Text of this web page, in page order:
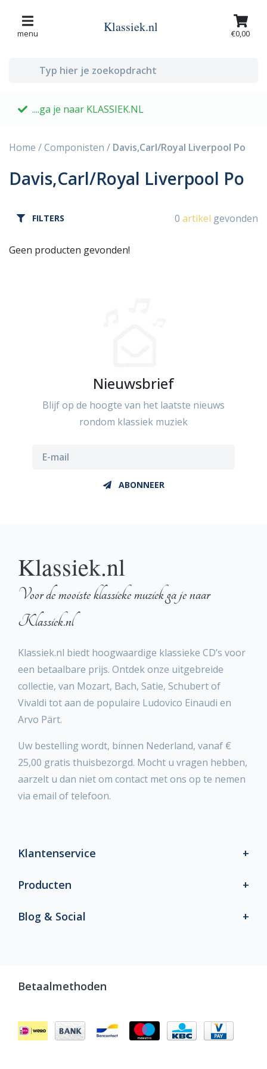
menu Klassiek.nl €0,00
....ga je naar KLASSIEK.NL
Home /Componisten / Davis,Carl/Royal Liverpool Po
Davis,Carl/Royal Liverpool Po
FILTERS 0 artikel gevonden
Geen producten gevonden!
Nieuwsbrief
Blijf op de hoogte van het laatste nieuws
rondom klassiek muziek
ABONNEER
Klassiek.nl
Voor de mooiste klassieke muziek ga je naar
Klassiek.nl
Klassiek.nl biedt hoogwaardige klassieke CD’s voor
een betaalbare prijs. Ontdek onze uitgebreide
collectie, van Mozart, Bach, Satie, Schubert of
Vivaldi tot aan de populaire Ludovico Einaudi en
Arvo Pärt.
Uw bestelling wordt, binnen Nederland, vanaf €
25,00 gratis thuisbezorgd. Mocht u vragen hebben,
aarzelt u dan niet om contact met ons op te nemen
via email of telefoon.
Klantenservice
Producten
Blog & Social
Betaalmethoden